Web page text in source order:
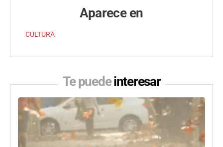
Aparece en
CULTURA
Te puedeinteresar